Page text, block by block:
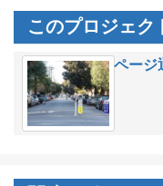
このプロジェク
ページ